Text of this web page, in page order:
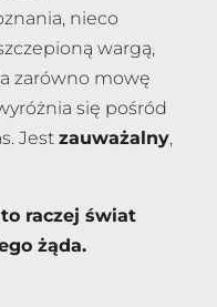
nieco
wargą,
zarówno mowę
się pośród
Jest zauważalny,
raczej świat
żąda.